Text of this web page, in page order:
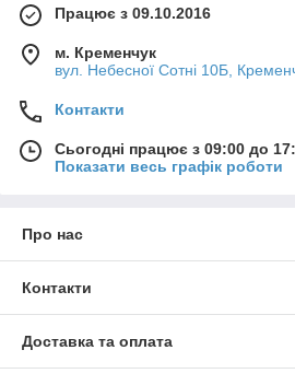
Працює з 09.10.2016
м. Кременчук
вул. Небесної Сотні 10Б,
Контакти
Сьогодні працює з 09:00 до
Показати весь графік роботи
Про нас
Контакти
Доставка та оплата